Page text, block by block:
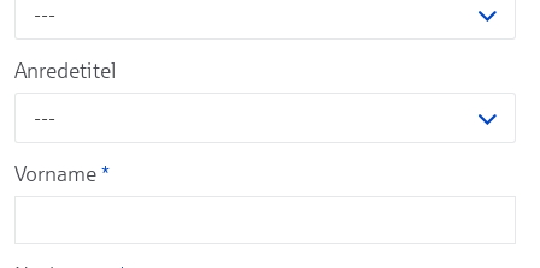
---
Anredetitel
---
Vorname *